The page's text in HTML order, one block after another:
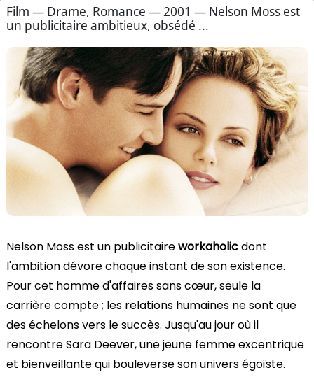
Film — Drame, Romance — 2001 — Nelson Moss est
un publicitaire ambitieux, obsédé ...
Nelson Moss est un publicitaireworkaholicdont
l'ambition dévore chaque instant de son existence.
Pour cet homme d'affaires sans cœur, seule la
carrière compte ; les relations humaines ne sont que
des échelons vers le succès. Jusqu'au jour où il
rencontre Sara Deever, une jeune femme excentrique
et bienveillante qui bouleverse son univers égoïste.